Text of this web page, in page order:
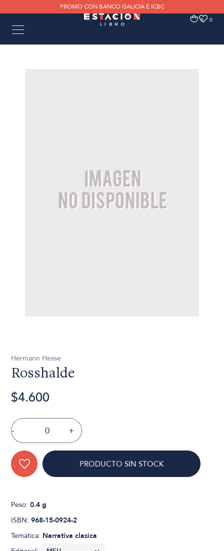
PROMO CON BANCO GALICIA E ICBC
0 0
Hermann Hesse
Rosshalde
$4.600
- +
PRODUCTO SIN STOCK
Peso:0.4 g
ISBN:968-15-0924-2
Temática: Narrativa clasica